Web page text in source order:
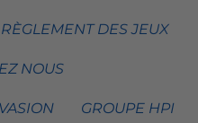
RÈGLEMENT DES JEUX
NOUS
GROUPE HPI